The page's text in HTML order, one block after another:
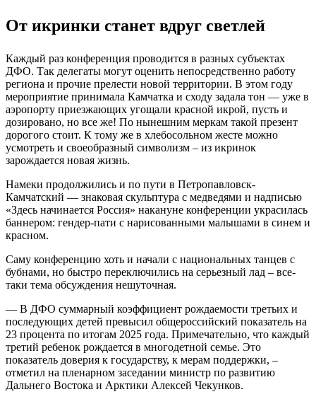
От икринки станет вдруг светлей
Каждый раз конференция проводится в разных субъектах
ДФО. Так делегаты могут оценить непосредственно работу
региона и прочие прелести новой территории. В этом году
мероприятие принимала Камчатка и сходу задала тон ― уже в
аэропорту приезжающих угощали красной икрой, пусть и
дозировано, но все же! По нынешним меркам такой презент
дорогого стоит. К тому же в хлебосольном жесте можно
усмотреть и своеобразный символизм – из икринок
зарождается новая жизнь.
Намеки продолжились и по пути в Петропавловск-
Камчатский — знаковая скульптура с медведями и надписью
«Здесь начинается Россия» накануне конференции украсилась
баннером: гендер-пати с нарисованными малышами в синем и
красном.
Саму конференцию хоть и начали с национальных танцев с
бубнами, но быстро переключились на серьезный лад – все-
таки тема обсуждения нешуточная.
― В ДФО суммарный коэффициент рождаемости третьих и
последующих детей превысил общероссийский показатель на
23 процента по итогам 2025 года. Примечательно, что каждый
третий ребенок рождается в многодетной семье. Это
показатель доверия к государству, к мерам поддержки, –
отметил на пленарном заседании министр по развитию
Дальнего Востока и Арктики Алексей Чекунков.